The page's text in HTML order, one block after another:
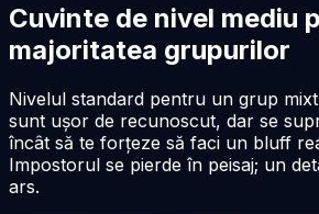
Cuvinte de nivel mediu
majoritatea grupurilor
Nivelul standard pentru un grup
sunt ușor de recunoscut, dar se
încât să te forțeze să faci un bluff
Impostorul se pierde în peisaj; un
ars.